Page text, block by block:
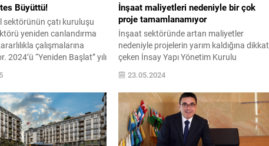
Büyüttü!
sektörünün çatı kuruluşu
yeniden canlandırma
çalışmalarına
2024’ü “Yeniden Başlat” yılı
GYODER, konuta
dönüşüm ve iş gücü
odaklanarak
oldu. 27 Mart’ta
Olağan Genel Kurulu’nda
olacağını açıklayan
Neşecan Çekici,...
İnşaat maliyetleri nedeniyle bir çok
proje tamamlanamıyor
İnşaat sektöründe artan maliyetler
nedeniyle projelerin yarım kaldığına dikkat
çeken İnsay Yapı Yönetim Kurulu
Başkanı, üç yıl öncesiyle kıyaslandığında
üretim maliyetlerinin yaklaşık beş kat
artış gösterdiğini dile getirdi. İnşaat
sektöründe artan maliyetler nedeniyle
projelerin yarım kaldığına dikkat çeken
İnsay Yapı Yönetim Kurulu Başkanı, üç yıl
öncesiyle kıyaslandığında üretim
23.05.2024